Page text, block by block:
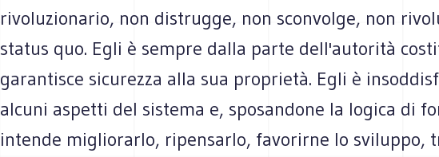
rivoluzionario, non distrugge, non sconvolge, non
status quo. Egli è sempre dalla parte dell'autorità
garantisce sicurezza alla sua proprietà. Egli è
alcuni aspetti del sistema e, sposandone la logica di
intende migliorarlo, ripensarlo, favorirne lo sviluppo,